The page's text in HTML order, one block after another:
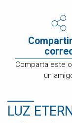
Comparta este
un
LUZ